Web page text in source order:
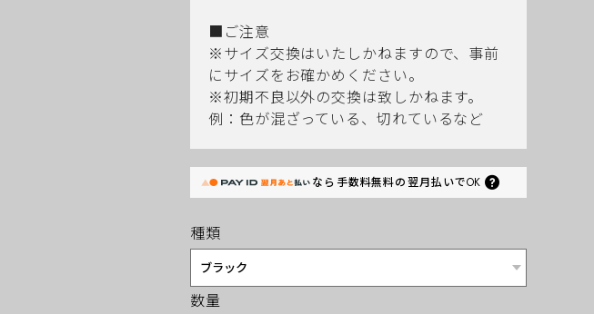
■ご注意
※サイズ交換はいたしかねますので、事前
にサイズをお確かめください。
※初期不良以外の交換は致しかねます。
例：色が混ざっている、切れているなど
なら 手数料無料の翌月払いでOK
種類
数量